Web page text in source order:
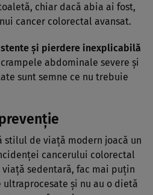
chiar dacă abia ai fost,
cancer colorectal avansat.
și pierdere inexplicabilă
abdominale severe și
sunt semne ce nu trebuie
stilul de viață modern joacă un
cancerului colorectal
sedentară, fac mai puțin
și nu au o dietă